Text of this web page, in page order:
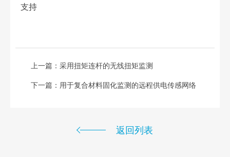
支持
上一篇： 采用扭矩连杆的无线扭矩监测
下一篇： 用于复合材料固化监测的远程供电传感网络
返回列表